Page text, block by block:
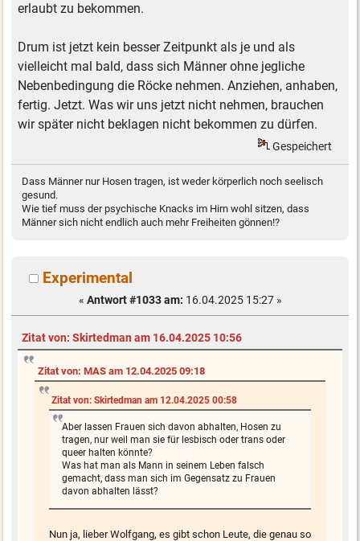
erlaubt zu bekommen.
Drum ist jetzt kein besser Zeitpunkt als je und als
vielleicht mal bald, dass sich Männer ohne jegliche
Nebenbedingung die Röcke nehmen. Anziehen, anhaben,
fertig. Jetzt. Was wir uns jetzt nicht nehmen, brauchen
wir später nicht beklagen nicht bekommen zu dürfen.
Gespeichert
Dass Männer nur Hosen tragen, ist weder körperlich noch seelisch
gesund.
Wie tief muss der psychische Knacks im Hirn wohl sitzen, dass
Männer sich nicht endlich auch mehr Freiheiten gönnen!?
Experimental
« Antwort #1033 am: 16.04.2025 15:27 »
Zitat von: Skirtedman am 16.04.2025 10:56
Zitat von: MAS am 12.04.2025 09:18
Zitat von: Skirtedman am 12.04.2025 00:58
Aber lassen Frauen sich davon abhalten, Hosen zu
tragen, nur weil man sie für lesbisch oder trans oder
queer halten könnte?
Was hat man als Mann in seinem Leben falsch
gemacht, dass man sich im Gegensatz zu Frauen
davon abhalten lässt?
Nun ja, lieber Wolfgang, es gibt schon Leute, die genau so